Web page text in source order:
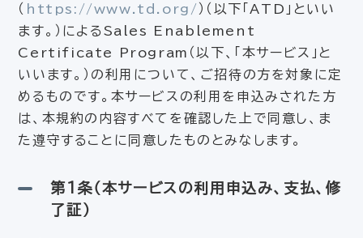
（ https://www.td.org/ ）（以下「ATD」といい
ます。）によるSales Enablement
Certificate Program（以下、「本サービス」と
いいます。）の利用について、ご招待の方を対象に定
めるものです。本サービスの利用を申込みされた方
は、本規約の内容すべてを確認した上で同意し、ま
た遵守することに同意したものとみなします。
第1条（本サービスの利用申込み、支払、修
了証）